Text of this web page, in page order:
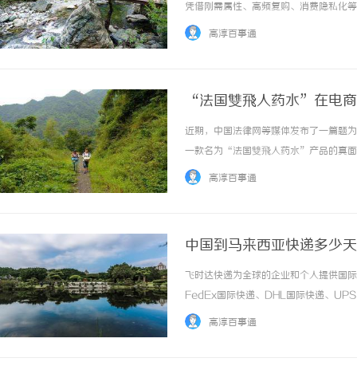
凭借刚需属性、高频复购、消费隐私化
饮、服饰、生鲜等内卷严重、房租人力
高淳百事通
“法国雙飛人药水”在电
近期，中国法律网等媒体发布了一篇
一款名为“法国雙飛人药水”产品的真
特效等功效……这些打着“洋品牌”旗号
高淳百事通
中国到马来西亚快递多少
递官网
飞时达快递为全球的企业和个人提供国
FedEx国际快递、DHL国际快递、
务。欧洲.美洲.非洲.东南亚促销价格
高淳百事通
揭秘！专业充电桩项目
哪些行业秘诀？